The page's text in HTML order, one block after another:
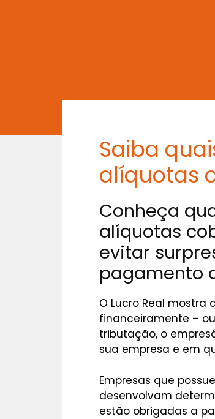
Saiba
alíquotas
Conheça
alíquotas
evitar
pagamento
O Lucro Real mostra
financeiramente –
tributação, o
sua empresa e em
Empresas que
desenvolvam
estão obrigadas a